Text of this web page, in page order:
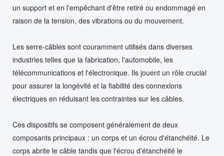
un support et en l'empêchant d'être retiré ou endommagé en
raison de la tension, des vibrations ou du mouvement.
Les serre-câbles sont couramment utilisés dans diverses
industries telles que la fabrication, l'automobile, les
télécommunications et l'électronique. Ils jouent un rôle crucial
pour assurer la longévité et la fiabilité des connexions
électriques en réduisant les contraintes sur les câbles.
Ces dispositifs se composent généralement de deux
composants principaux : un corps et un écrou d'étanchéité. Le
corps abrite le câble tandis que l'écrou d'étanchéité le